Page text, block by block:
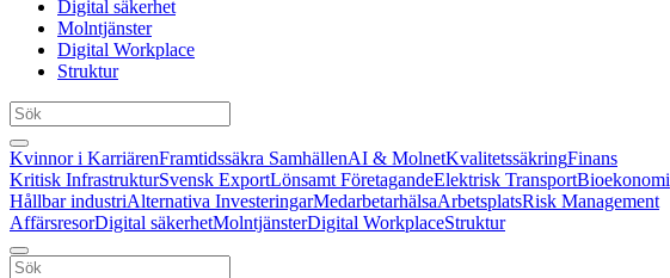
Digital säkerhet
Molntjänster
Digital Workplace
Struktur
Kvinnor i KarriärenFramtidssäkra SamhällenAI & MolnetKvalitetssäkringFinans
Kritisk InfrastrukturSvensk ExportLönsamt FöretagandeElektrisk TransportBioekonomi
Hållbar industriAlternativa InvesteringarMedarbetarhälsaArbetsplatsRisk Management
AffärsresorDigital säkerhetMolntjänsterDigital WorkplaceStruktur